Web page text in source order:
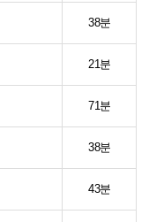
38분
21분
71분
38분
43분